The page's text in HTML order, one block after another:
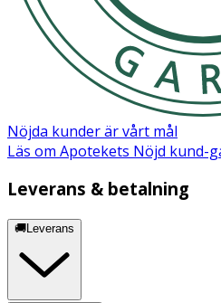
Nöjda kunder är vårt mål
Läs om Apotekets Nöjd kund-
Leverans & betalning
🚚Leverans